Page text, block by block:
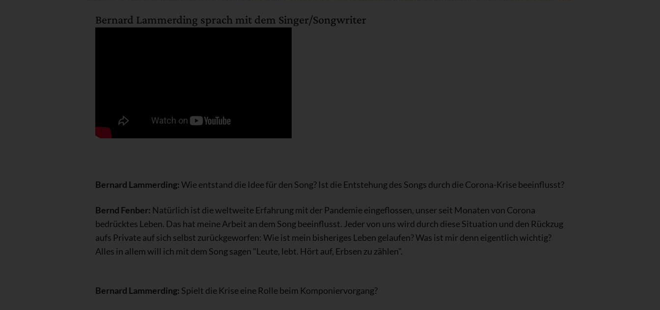
Bernard Lammerding sprach mit dem Singer/Songwriter
Bernard Lammerding:Wie entstand die Idee für den Song? Ist die Entstehung des Songs durch die Corona-Krise beeinflusst?
Bernd Fenber: Natürlich ist die weltweite Erfahrung mit der Pandemie eingeflossen, unser seit Monaten von Corona
bedrücktes Leben. Das hat meine Arbeit an dem Song beeinflusst. Jeder von uns wird durch diese Situation und den Rückzug
aufs Private auf sich selbst zurückgeworfen: Wie ist mein bisheriges Leben gelaufen? Was ist mir denn eigentlich wichtig?
Alles in allem will ich mit dem Song sagen "Leute, lebt. Hört auf, Erbsen zu zählen".
Bernard Lammerding: Spielt die Krise eine Rolle beim Komponiervorgang?